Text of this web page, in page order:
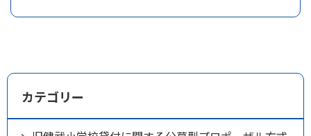
カテゴリー